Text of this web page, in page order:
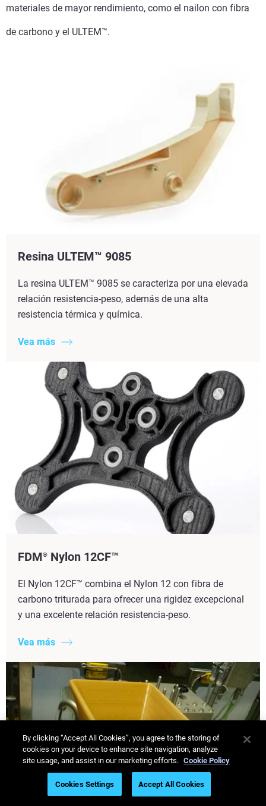
materiales de mayor rendimiento, como el nailon con fibra
de carbono y el ULTEM™.
Resina ULTEM™ 9085
La resina ULTEM™ 9085 se caracteriza por una elevada
relación resistencia-peso, además de una alta
resistencia térmica y química.
Vea más
FDM® Nylon 12CF™
El Nylon 12CF™ combina el Nylon 12 con fibra de
carbono triturada para ofrecer una rigidez excepcional
y una excelente relación resistencia-peso.
Vea más
By clicking “Accept All Cookies”, you agree to the storing of
cookies on your device to enhance site navigation, analyze
site usage, and assist in our marketing efforts. Cookie Policy
Cookies Settings Accept All Cookies